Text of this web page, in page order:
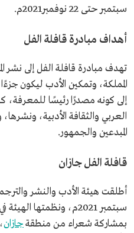
سبتمبر حتى 22 نوفمبر2021م.
أهداف مبادرة قافلة الفل
تهدف مبادرة قافلة الفل إلى نشر
المملكة، وتمكين الأدب ليكون
إلى كونه مصدرًا رئيسًا للمعرفة،
العربي والثقافة الأدبية،
المبدعين والجمهور.
قافلة الفل جازان
أطلقت هيئة الأدب والنشر
سبتمبر 2021م، ونظمتها
بمشاركة شعراء من منطقةجازان